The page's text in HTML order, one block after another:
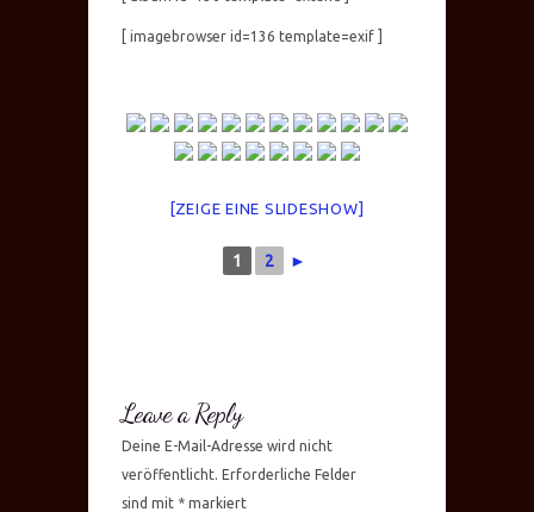
[ imagebrowser id=136 template=exif ]
[ZEIGE EINE SLIDESHOW]
1 2 ►
Leave a Reply
Deine E-Mail-Adresse wird nicht
veröffentlicht. Erforderliche Felder
sind mit * markiert